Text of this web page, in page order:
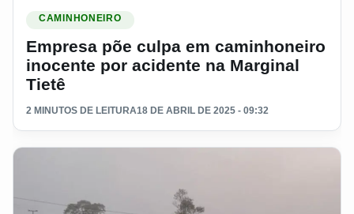
CAMINHONEIRO
Empresa põe culpa em caminhoneiro
inocente por acidente na Marginal
Tietê
2 MINUTOS DE LEITURA18 DE ABRIL DE 2025 - 09:32